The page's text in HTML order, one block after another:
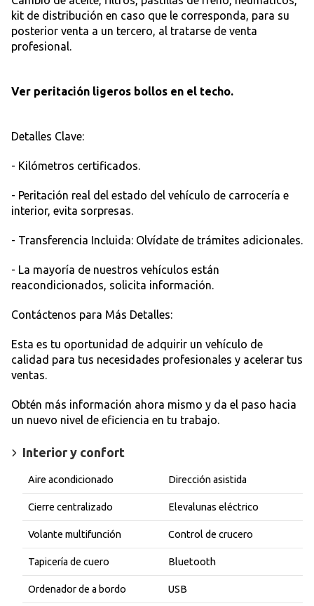
kit de distribución en caso que le corresponda, para su
posterior venta a un tercero, al tratarse de venta
profesional.
Ver peritación ligeros bollos en el techo.
Detalles Clave:
- Kilómetros certificados.
- Peritación real del estado del vehículo de carrocería e
interior, evita sorpresas.
- Transferencia Incluida: Olvídate de trámites adicionales.
- La mayoría de nuestros vehículos están
reacondicionados, solicita información.
Contáctenos para Más Detalles:
Esta es tu oportunidad de adquirir un vehículo de
calidad para tus necesidades profesionales y acelerar tus
ventas.
Obtén más información ahora mismo y da el paso hacia
un nuevo nivel de eficiencia en tu trabajo.
Interior y confort
Aire acondicionado Dirección asistida
Cierre centralizado Elevalunas eléctrico
Volante multifunción Control de crucero
Tapicería de cuero Bluetooth
Ordenador de a bordo USB